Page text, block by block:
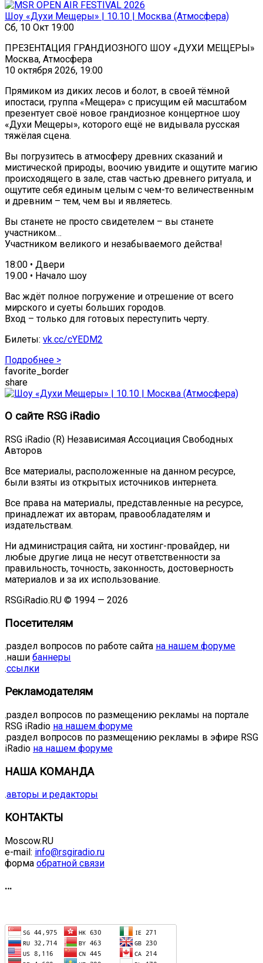
Шоу «Духи Мещеры» | 10.10 | Москва (Атмосфера)
Сб, 10 Окт 19:00
ПРЕЗЕНТАЦИЯ ГРАНДИОЗНОГО ШОУ «ДУХИ МЕЩЕРЫ»
Москва, Атмосфера
10 октября 2026, 19:00
Прямиком из диких лесов и болот, в своей тёмной
ипостаси, группа «Мещера» с присущим ей масштабом
презентует своё новое грандиозное концертное шоу
«Духи Мещеры», которого ещё не видывала русская
тяжёлая сцена.
Вы погрузитесь в атмосферу древних сказаний и
мистической природы, воочию увидите и ощутите магию
происходящего в зале, став частью древнего ритуала, и
ощутите себя единым целым с чем-то величественным
и древним – тем, чем вы и являетесь.
Вы станете не просто свидетелем – вы станете
участником…
Участником великого и незабываемого действа!
18:00 • Двери
19.00 • Начало шоу
Вас ждёт полное погружение и отрешение от всего
мирского и суеты больших городов.
Вход – только для готовых переступить черту.
Билеты: vk.cc/cYEDM2
Подробнее >
favorite_border
share
О сайте RSG iRadio
RSG iRadio (R) Независимая Ассоциация Свободных
Авторов
Все материалы, расположенные на данном ресурсе,
были взяты из открытых источников интернета.
Все права на материалы, представленные на ресурсе,
принадлежат их авторам, правообладателям и
издательствам.
Ни администрация сайта, ни хостинг-провайдер, ни
любые другие лица не несут ответственности за
правильность, точность, законность, достоверность
материалов и за их использование.
RSGiRadio.RU © 1994 — 2026
Посетителям
.раздел вопросов по работе сайта на нашем форуме
.наши баннеры
.ссылки
Рекламодателям
.раздел вопросов по размещению рекламы на портале
RSG iRadio на нашем форуме
.раздел вопросов по размещению рекламы в эфире RSG
iRadio на нашем форуме
НАША КОМАНДА
.авторы и редакторы
КОНТАКТЫ
Moscow.RU
e-mail: info@rsgiradio.ru
форма обратной связи
…